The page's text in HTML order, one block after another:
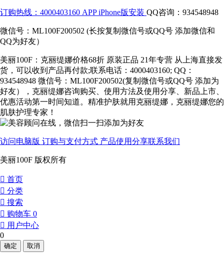
订购热线：4000403160 APP iPhone版安装 QQ咨询：934548948
微信号：ML100F200502 (长按复制微信号或QQ号 添加微信和
QQ为好友）
美丽100F：克丽缇娜价格68折 原装正品 21年专营 从上海直接发
货，可以收到产品再付款;联系电话：4000403160; QQ：
934548948 微信号：ML100F200502(复制微信号或QQ号 添加为
好友），克丽缇娜咨询购买、使用方法及使用分享、新品上市、
优惠活动第一时间知道。精准护肤就用克丽缇娜，克丽缇娜您的
肌肤护理专家！
访问电脑版 订购与支付方式 产品使用分享联系我们
美丽100F 版权所有
󰀁 首页
󰀂 分类
󰀃 搜索
󰀄 购物车 0
󰀅 用户中心
0
确定 取消